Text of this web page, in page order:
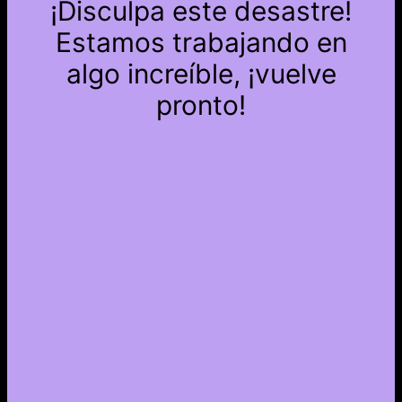
¡Disculpa este desastre!
Estamos trabajando en
algo increíble, ¡vuelve
pronto!